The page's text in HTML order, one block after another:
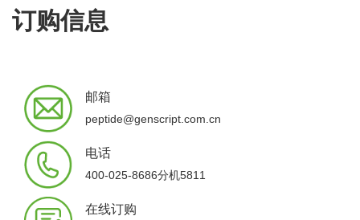
订购信息
邮箱
peptide@genscript.com.cn
电话
400-025-8686分机5811
在线订购